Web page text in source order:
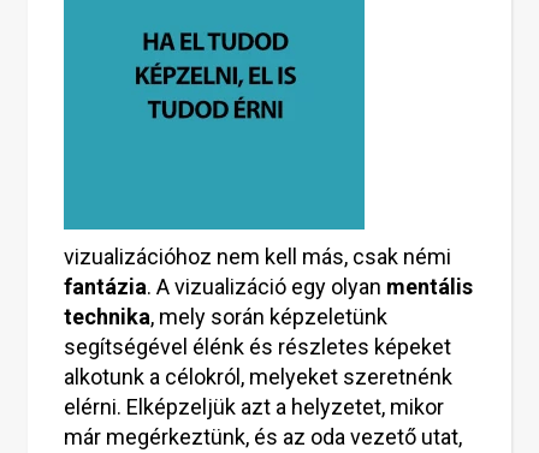
vizualizációhoz nem kell más, csak némi
fantázia. A vizualizáció egy olyan mentális
technika, mely során képzeletünk
segítségével élénk és részletes képeket
alkotunk a célokról, melyeket szeretnénk
elérni. Elképzeljük azt a helyzetet, mikor
már megérkeztünk, és az oda vezető utat,